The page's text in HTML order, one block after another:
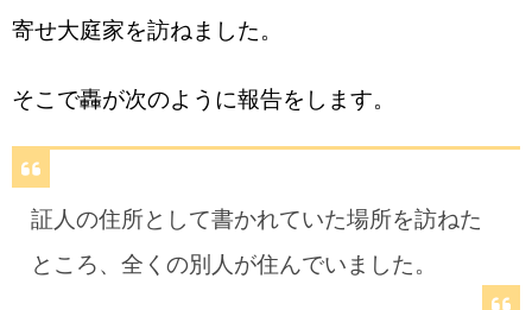
寄せ大庭家を訪ねました。
そこで轟が次のように報告をします。
証人の住所として書かれていた場所を訪ねた
ところ、全くの別人が住んでいました。